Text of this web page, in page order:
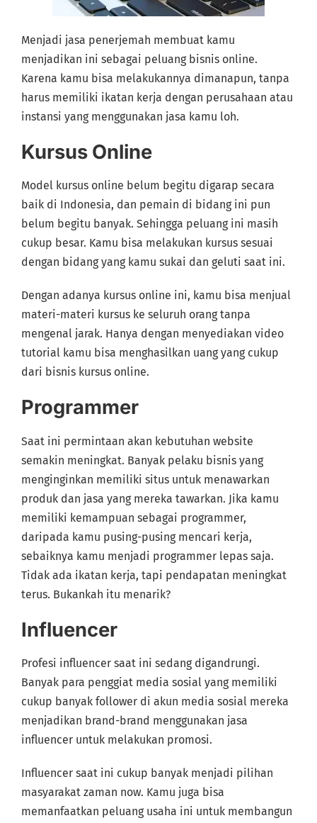
Menjadi jasa penerjemah membuat kamu
menjadikan ini sebagai peluang bisnis online.
Karena kamu bisa melakukannya dimanapun, tanpa
harus memiliki ikatan kerja dengan perusahaan atau
instansi yang menggunakan jasa kamu loh.
Kursus Online
Model kursus online belum begitu digarap secara
baik di Indonesia, dan pemain di bidang ini pun
belum begitu banyak. Sehingga peluang ini masih
cukup besar. Kamu bisa melakukan kursus sesuai
dengan bidang yang kamu sukai dan geluti saat ini.
Dengan adanya kursus online ini, kamu bisa menjual
materi-materi kursus ke seluruh orang tanpa
mengenal jarak. Hanya dengan menyediakan video
tutorial kamu bisa menghasilkan uang yang cukup
dari bisnis kursus online.
Programmer
Saat ini permintaan akan kebutuhan website
semakin meningkat. Banyak pelaku bisnis yang
menginginkan memiliki situs untuk menawarkan
produk dan jasa yang mereka tawarkan. Jika kamu
memiliki kemampuan sebagai programmer,
daripada kamu pusing-pusing mencari kerja,
sebaiknya kamu menjadi programmer lepas saja.
Tidak ada ikatan kerja, tapi pendapatan meningkat
terus. Bukankah itu menarik?
Influencer
Profesi influencer saat ini sedang digandrungi.
Banyak para penggiat media sosial yang memiliki
cukup banyak follower di akun media sosial mereka
menjadikan brand-brand menggunakan jasa
influencer untuk melakukan promosi.
Influencer saat ini cukup banyak menjadi pilihan
masyarakat zaman now. Kamu juga bisa
memanfaatkan peluang usaha ini untuk membangun